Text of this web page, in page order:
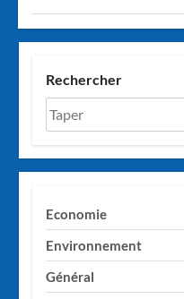
Rechercher
Economie
Environnement
Général